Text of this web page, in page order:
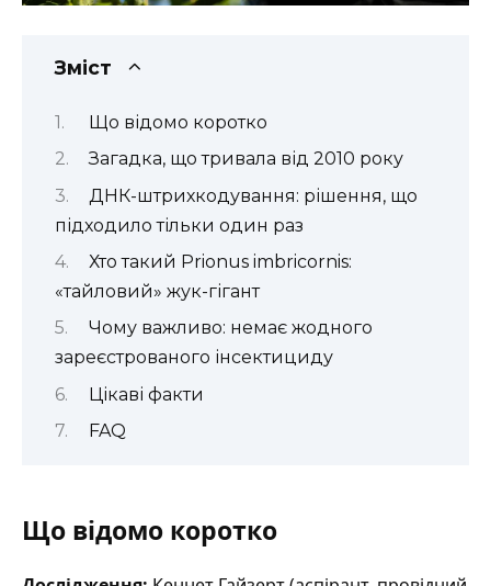
Зміст
Що відомо коротко
Загадка, що тривала від 2010 року
ДНК-штрихкодування: рішення, що
підходило тільки один раз
Хто такий Prionus imbricornis:
«тайловий» жук-гігант
Чому важливо: немає жодного
зареєстрованого інсектициду
Цікаві факти
FAQ
Що відомо коротко